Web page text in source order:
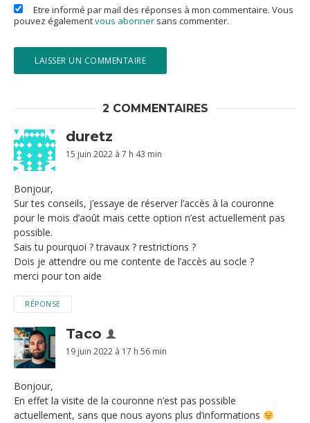
Etre informé par mail des réponses à mon commentaire. Vous
pouvez égalementvous abonner sans commenter.
2 COMMENTAIRES
duretz
15 juin 2022 à 7 h 43 min
Bonjour,
Sur tes conseils, j’essaye de réserver l’accès à la couronne
pour le mois d’août mais cette option n’est actuellement pas
possible.
Sais tu pourquoi ? travaux ? restrictions ?
Dois je attendre ou me contente de l’accès au socle ?
merci pour ton aide
RÉPONSE
Taco
19 juin 2022 à 17 h 56 min
Bonjour,
En effet la visite de la couronne n’est pas possible
actuellement, sans que nous ayons plus d’informations